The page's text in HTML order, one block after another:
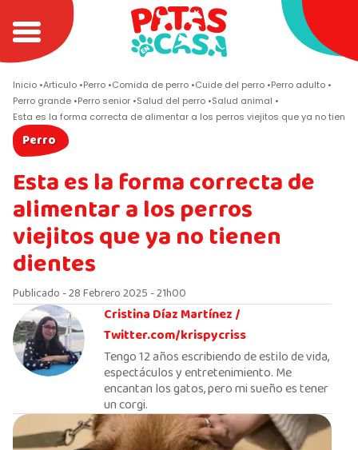
Inicio Articulo Perro Comida de perro Cuide del perro Perro adulto
Perro grande Perro senior Salud del perro Salud animal
Esta es la forma correcta de alimentar a los perros viejitos que ya no
Perro
Esta es la forma correcta de
alimentar a los perros
viejitos que ya no tienen
dientes
Publicado - 28 Febrero 2025 - 21h00
Cristina Díaz Martínez /
Twitter.com/krispycriss
Tengo 12 años escribiendo de estilo de vida,
espectáculos y entretenimiento. Me
encantan los gatos, pero mi sueño es tener
un corgi.